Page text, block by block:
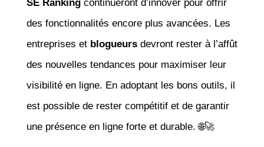
SE Rankingcontinueront d’innover pour offrir
des fonctionnalités encore plus avancées. Les
entreprises et blogueursdevront rester à l’affût
des nouvelles tendances pour maximiser leur
visibilité en ligne. En adoptant les bons outils, il
est possible de rester compétitif et de garantir
une présence en ligne forte et durable. 🌐🚀